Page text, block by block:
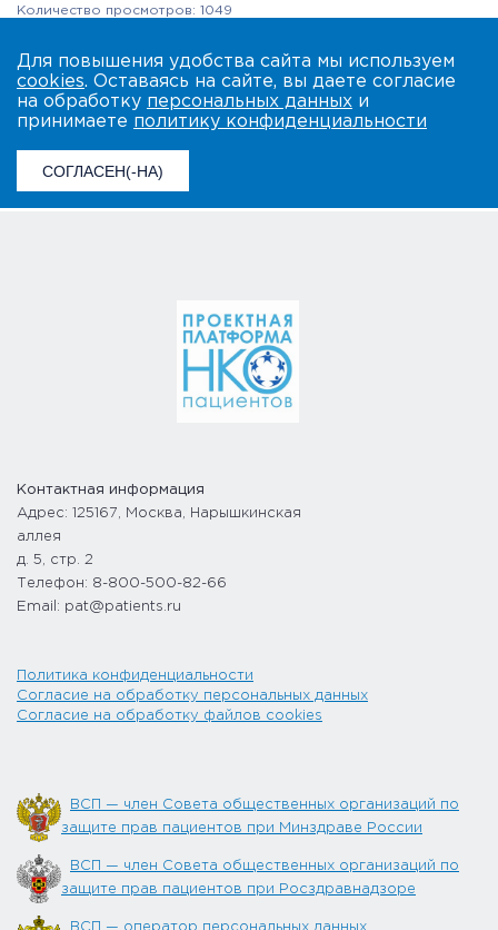
Количество просмотров: 1049
Для повышения удобства сайта мы используем
cookies. Оставаясь на сайте, вы даете согласие
на обработку персональных данных и
принимаете политику конфиденциальности
СОГЛАСЕН(-НА)
Контактная информация
Адрес: 125167, Москва, Нарышкинская
аллея
д. 5, стр. 2
Телефон: 8-800-500-82-66
Email: pat@patients.ru
Политика конфиденциальности
Согласие на обработку персональных данных
Согласие на обработку файлов cookies
ВСП — член Совета общественных организаций по
защите прав пациентов при Минздраве России
ВСП — член Совета общественных организаций по
защите прав пациентов при Росздравнадзоре
ВСП — оператор персональных данных